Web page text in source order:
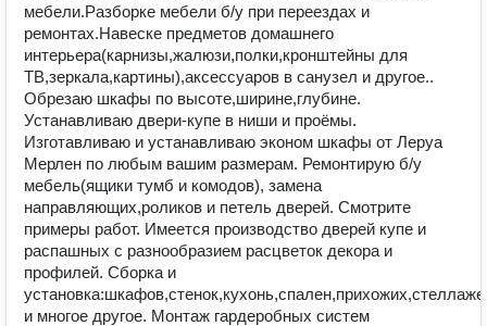
мебели.Разборке мебели б/у при переездах и
ремонтах.Навеске предметов домашнего
интерьера(карнизы,жалюзи,полки,кронштейны для
ТВ,зеркала,картины),аксессуаров в санузел и другое..
Обрезаю шкафы по высоте,ширине,глубине.
Устанавливаю двери-купе в ниши и проёмы.
Изготавливаю и устанавливаю эконом шкафы от Леруа
Мерлен по любым вашим размерам. Ремонтирую б/у
мебель(ящики тумб и комодов), замена
направляющих,роликов и петель дверей. Смотрите
примеры работ. Имеется производство дверей купе и
распашных с разнообразием расцветок декора и
профилей. Сборка и
и многое другое. Монтаж гардеробных систем